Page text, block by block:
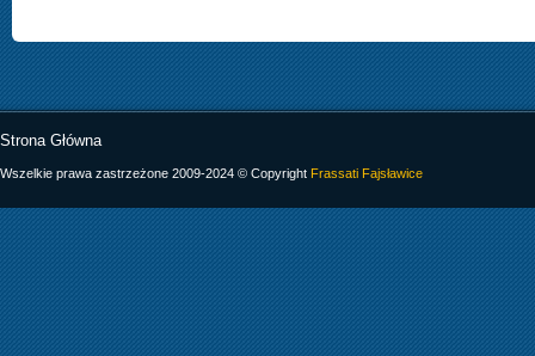
Strona Główna
Wszelkie prawa zastrzeżone 2009-2024 © Copyright Frassati Fajsławice